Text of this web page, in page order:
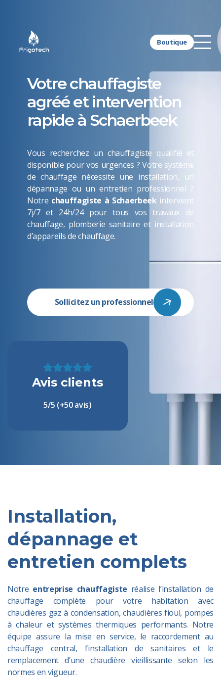
Boutique
Votre chauffagiste
agréé et intervention
rapide à Schaerbeek
Vous recherchez un chauffagiste qualifié et
disponible pour vos urgences ? Votre système
de chauffage nécessite une installation, un
dépannage ou un entretien professionnel ?
Notre chauffagiste à Schaerbeek intervient
7j/7 et 24h/24 pour tous vos travaux de
chauffage, plomberie sanitaire et installation
d’appareils de chauffage.
Sollicitez un professionnel
Avis clients
5/5 (+50 avis)
Installation,
dépannage et
entretien complets
Notre entreprise chauffagiste réalise l’installation de
chauffage complète pour votre habitation avec
chaudières gaz à condensation, chaudières fioul, pompes
à chaleur et systèmes thermiques performants. Notre
équipe assure la mise en service, le raccordement au
chauffage central, l’installation de sanitaires et le
remplacement d’une chaudière vieillissante selon les
normes en vigueur.